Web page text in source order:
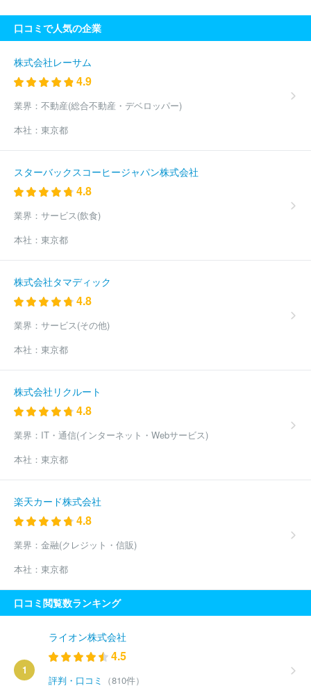
ト
ジョルジオアルマーニジャパン株式会社
株式会社エスダーヴ
メーカーズシャツ鎌倉株式会社
ァクトリィ
株式会社タツミヤ 株式会社すずのき
株式会社コナ
カ
株式会社ティムティム
ーランド
株式会社京都きもの友禅ホールディングス
ＯＫＩ
株式会社オンワード樫山 坂善商事株式会社
株式会社ア
式会社ユナイテッドアローズ
株式会社弁慶
株式会社時女 株式会社とみひろ
ーズジャム
株式会社ティップトップ
株式会
社ギャレリア・ニズム
ファム
株式会社英里奈
口コミで人気の企業
株式会社レーサム
4.9
業界： 不動産(総合不動産・デベロッパー)
本社： 東京都
スターバックスコーヒージャパン株式会社
4.8
業界： サービス(飲食)
本社： 東京都
株式会社タマディック
4.8
業界： サービス(その他)
本社： 東京都
株式会社リクルート
4.8
業界： IT・通信(インターネット・Webサービス)
本社： 東京都
楽天カード株式会社
4.8
業界： 金融(クレジット・信販)
本社： 東京都
口コミ閲覧数ランキング
1
ライオン株式会社
4.5
評判・口コミ （810件）